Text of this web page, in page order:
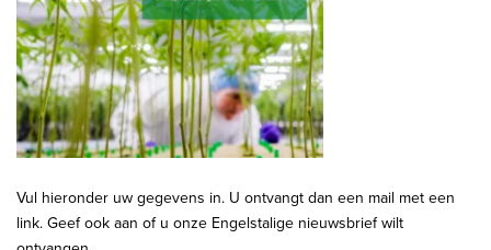
E-mail*
Beroep*
Ja
Vul hieronder uw gegevens in. U ontvangt dan een mail met een
link. Geef ook aan of u onze Engelstalige nieuwsbrief wilt